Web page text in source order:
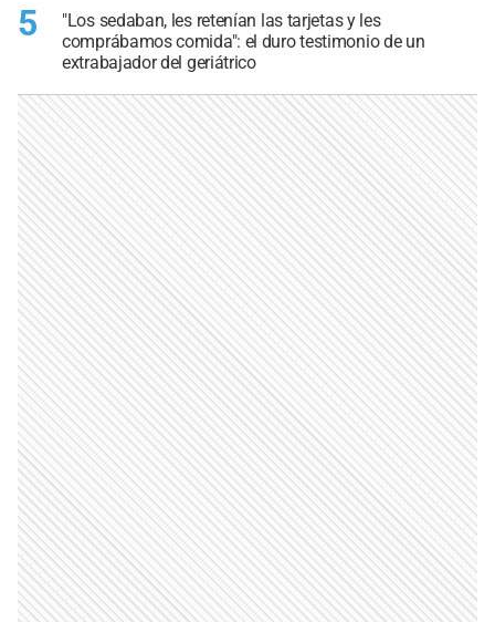
5
"Los sedaban, les retenían las tarjetas y les
comprábamos comida": el duro testimonio de un
extrabajador del geriátrico